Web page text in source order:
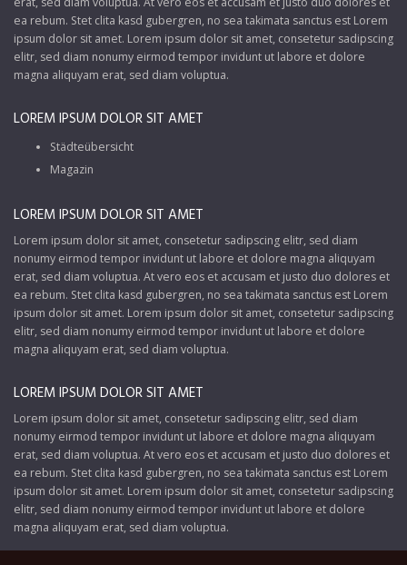
ea rebum. Stet clita kasd gubergren, no sea takimata sanctus est Lorem
ipsum dolor sit amet. Lorem ipsum dolor sit amet, consetetur sadipscing
elitr, sed diam nonumy eirmod tempor invidunt ut labore et dolore
magna aliquyam erat, sed diam voluptua.
LOREM IPSUM DOLOR SIT AMET
Städteübersicht
Magazin
LOREM IPSUM DOLOR SIT AMET
Lorem ipsum dolor sit amet, consetetur sadipscing elitr, sed diam
nonumy eirmod tempor invidunt ut labore et dolore magna aliquyam
erat, sed diam voluptua. At vero eos et accusam et justo duo dolores et
ea rebum. Stet clita kasd gubergren, no sea takimata sanctus est Lorem
ipsum dolor sit amet. Lorem ipsum dolor sit amet, consetetur sadipscing
elitr, sed diam nonumy eirmod tempor invidunt ut labore et dolore
magna aliquyam erat, sed diam voluptua.
LOREM IPSUM DOLOR SIT AMET
Lorem ipsum dolor sit amet, consetetur sadipscing elitr, sed diam
nonumy eirmod tempor invidunt ut labore et dolore magna aliquyam
erat, sed diam voluptua. At vero eos et accusam et justo duo dolores et
ea rebum. Stet clita kasd gubergren, no sea takimata sanctus est Lorem
ipsum dolor sit amet. Lorem ipsum dolor sit amet, consetetur sadipscing
elitr, sed diam nonumy eirmod tempor invidunt ut labore et dolore
magna aliquyam erat, sed diam voluptua.